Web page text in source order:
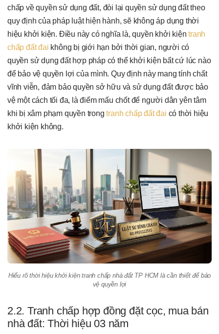
chấp về quyền sử dụng đất, đòi lại quyền sử dụng đất theo
quy định của pháp luật hiện hành, sẽ không áp dụng thời
hiệu khởi kiện. Điều này có nghĩa là, quyền khởi kiệntranh
chấp đất đai không bị giới hạn bởi thời gian, người có
quyền sử dụng đất hợp pháp có thể khởi kiện bất cứ lúc nào
để bảo vệ quyền lợi của mình. Quy định này mang tính chất
vĩnh viễn, đảm bảo quyền sở hữu và sử dụng đất được bảo
vệ một cách tối đa, là điểm mấu chốt để người dân yên tâm
khi bị xâm phạm quyền trongtranh chấp đất đai có thời hiệu
khởi kiện không.
Hiểu rõ thời hiệu khởi kiện tranh chấp nhà đất TP HCM là cần thiết để bảo
vệ quyền lợi
2.2. Tranh chấp hợp đồng đặt cọc, mua bán
nhà đất: Thời hiệu 03 năm